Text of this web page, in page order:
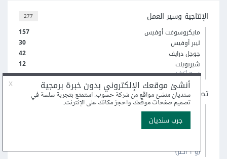
277 الإنتاجية وسير العمل
157
مايكروسوفت أوفيس
30
ليبر أوفيس
42
جوجل درايف
12
شيربوينت
(و 2 أكثر)
تطبيقات الويب
ووردبريس
بريستاشوب
(و 1 أكثر)